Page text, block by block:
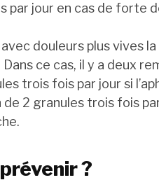
par jour en cas de forte
douleurs plus vives
ce cas, il y a deux
trois fois par jour si
de 2 granules trois fois
?